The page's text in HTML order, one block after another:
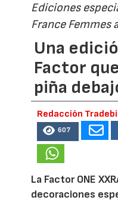
Ediciones
France Femmes
Una
Factor
piña
Redacción
607
La Factor ONE
decoraciones